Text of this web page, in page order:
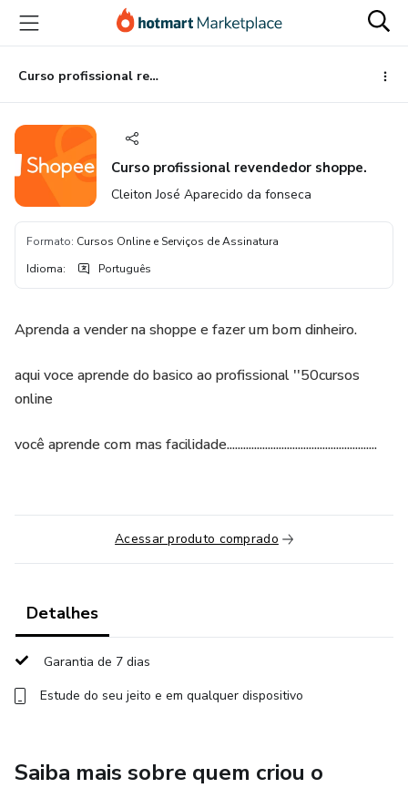
para
conteúdo
principal
para
pagamento
para
rodapé
Curso profissional revendedor shoppe.
Curso profissional revendedor shoppe.
Cleiton José Aparecido da fonseca
Formato: Cursos Online e Serviços de Assinatura
Idioma: Português
Aprenda a vender na shoppe e fazer um bom dinheiro.
aqui voce aprende do basico ao profissional ''50cursos
online
você aprende com mas facilidade.......................................................
Acessar produto comprado
Detalhes
Garantia de 7 dias
Estude do seu jeito e em qualquer dispositivo
Saiba mais sobre quem criou o